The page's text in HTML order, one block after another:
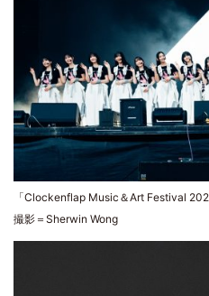
「Clockenflap Music＆Art Festival
撮影＝Sherwin Wong